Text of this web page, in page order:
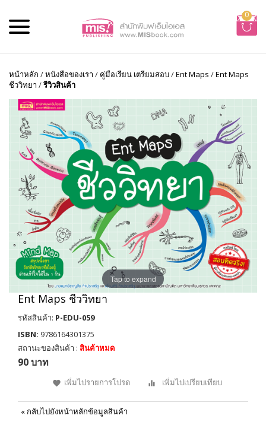
0
หน้าหลัก /หนังสือของเรา / คู่มือเรียน เตรียมสอบ/Ent Maps /Ent Maps
ชีววิทยา /รีวิวสินค้า
Tap to expand
Ent Maps ชีววิทยา
รหัสสินค้า: P-EDU-059
ISBN: 9786164301375
สถานะของสินค้า : สินค้าหมด
90 บาท
เพิ่มไปรายการโปรด เพิ่มไปเปรียบเทียบ
« กลับไปยังหน้าหลักข้อมูลสินค้า